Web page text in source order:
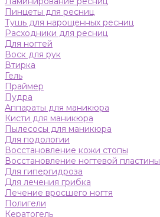
Пинцеты для ресниц
Тушь для нарощенных ресниц
Расходники для ресниц
Для ногтей
Воск для рук
Втирка
Гель
Праймер
Пудра
Аппараты для маникюра
Кисти для маникюра
Пылесосы для маникюра
Для подологии
Восстановление кожи стопы
Восстановление ногтевой пластины
Для гипергидроза
Для лечения грибка
Лечение вросшего ногтя
Полигели
Кератогель